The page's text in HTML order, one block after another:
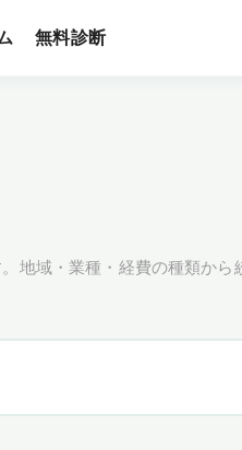
無料診断
地域・業種・経費の種類から